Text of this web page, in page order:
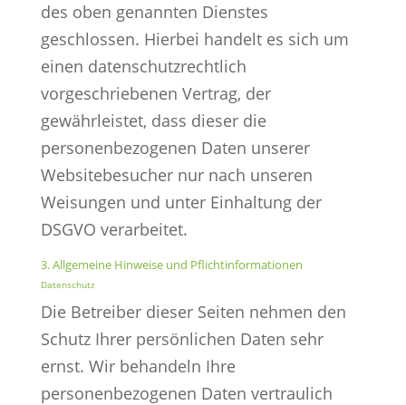
des oben genannten Dienstes
geschlossen. Hierbei handelt es sich um
einen datenschutzrechtlich
vorgeschriebenen Vertrag, der
gewährleistet, dass dieser die
personenbezogenen Daten unserer
Websitebesucher nur nach unseren
Weisungen und unter Einhaltung der
DSGVO verarbeitet.
3. Allgemeine Hinweise und Pflicht­informationen
Datenschutz
Die Betreiber dieser Seiten nehmen den
Schutz Ihrer persönlichen Daten sehr
ernst. Wir behandeln Ihre
personenbezogenen Daten vertraulich